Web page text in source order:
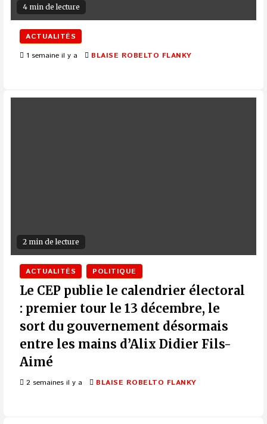
4 min de lecture
ACTUALITÉS
1 semaine il y a
BLAISE ROBELTO FLANKY
2 min de lecture
ACTUALITÉS POLITIQUE
Le CEP publie le calendrier électoral
: premier tour le 13 décembre, le
sort du gouvernement désormais
entre les mains d’Alix Didier Fils-
Aimé
2 semaines il y a BLAISE ROBELTO FLANKY